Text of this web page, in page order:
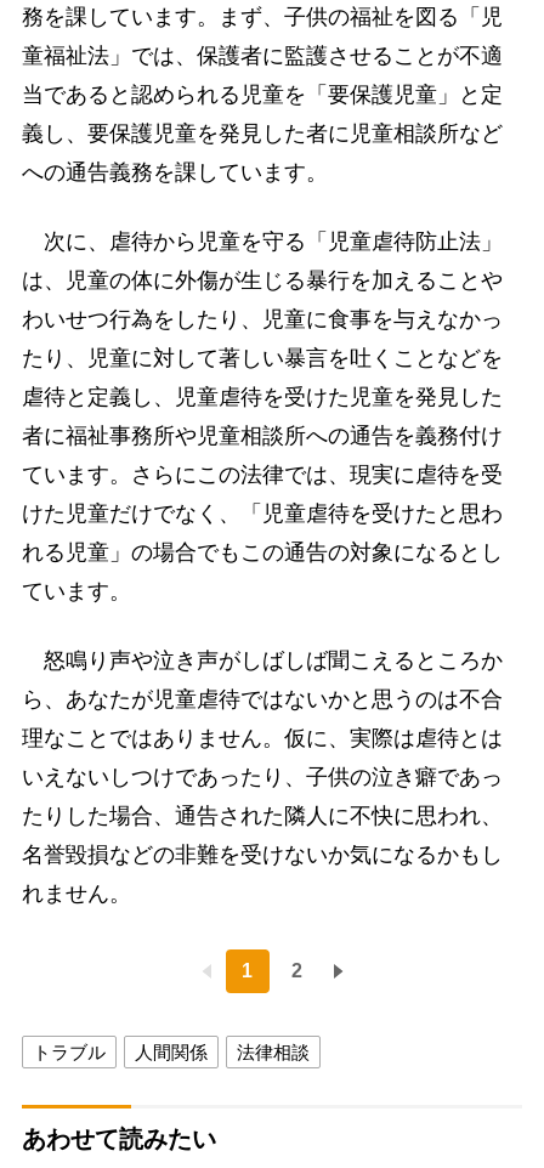
務を課しています。まず、子供の福祉を図る「児
童福祉法」では、保護者に監護させることが不適
当であると認められる児童を「要保護児童」と定
義し、要保護児童を発見した者に児童相談所など
への通告義務を課しています。
次に、虐待から児童を守る「児童虐待防止法」
は、児童の体に外傷が生じる暴行を加えることや
わいせつ行為をしたり、児童に食事を与えなかっ
たり、児童に対して著しい暴言を吐くことなどを
虐待と定義し、児童虐待を受けた児童を発見した
者に福祉事務所や児童相談所への通告を義務付け
ています。さらにこの法律では、現実に虐待を受
けた児童だけでなく、「児童虐待を受けたと思わ
れる児童」の場合でもこの通告の対象になるとし
ています。
怒鳴り声や泣き声がしばしば聞こえるところか
ら、あなたが児童虐待ではないかと思うのは不合
理なことではありません。仮に、実際は虐待とは
いえないしつけであったり、子供の泣き癖であっ
たりした場合、通告された隣人に不快に思われ、
名誉毀損などの非難を受けないか気になるかもし
れません。
1 2
トラブル 人間関係 法律相談
あわせて読みたい